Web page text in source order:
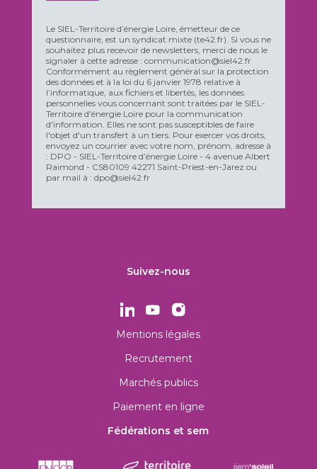
Le SIEL-Territoire d’énergie Loire, émetteur de ce
questionnaire, est un syndicat mixte (te42.fr). Si vous ne
souhaitez plus recevoir de newsletters, merci de nous le
signaler à cette adresse : communication@siel42.fr
Conformément au règlement général sur la protection
des données et à la loi du 6 janvier 1978 relative à
l’informatique, aux fichiers et libertés, les données
personnelles vous concernant sont traitées par le SIEL-
Territoire d'énergie Loire pour la communication
d'information. Elles ne sont pas susceptibles de faire
l'objet d'un transfert à un tiers. Pour exercer vos droits,
envoyez un courrier avec votre nom, prénom, adresse à
: DPO - SIEL-Territoire d’énergie Loire - 4 avenue Albert
Raimond - CS80109 42271 Saint-Priest-en-Jarez ou
par mail à : dpo@siel42.fr
Suivez-nous
Mentions légales
Recrutement
Marchés publics
Paiement en ligne
Fédérations et sem